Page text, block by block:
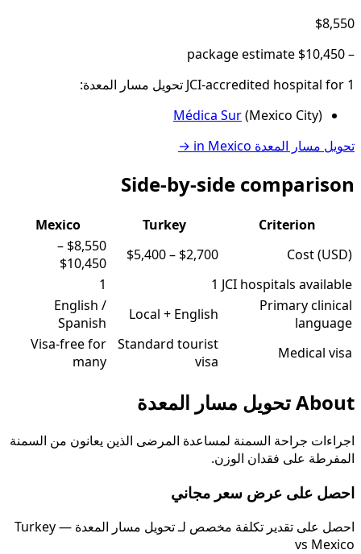
$8,550
–
$10,450
1
for تحويل مسار المعدة:
Médica Sur(Mexico City)
تحويل مسار المعدة Mexico
→
Side-by-side comparison
Criterion
Turkey
Mexico
Cost (USD)
$2,700
–
$5,400
$8,550
–
$10,450
JCI hospitals available
1
1
Primary clinical
language
Local + English
English /
Spanish
Medical visa
Standard tourist
visa
Visa-free for
many
Aboutتحويل مسار المعدة
اجراءات جراحة السمنة لمساعدة المرضى الذين يعانون من السمنة
المفرطة على فقدان الوزن.
احصل على عرض سعر مجاني
احصل على تقدير تكلفة مخصص لـ تحويل مسار المعدة — Turkey
vs Mexico